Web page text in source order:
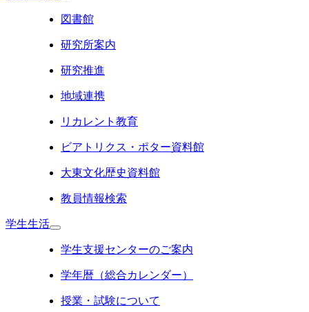
図書館
研究所案内
研究推進
地域連携
リカレント教育
ビアトリクス・ポター資料館
大東文化歴史資料館
教員情報検索
学生生活
学生支援センターのご案内
学年暦（総合カレンダー）
授業・試験について